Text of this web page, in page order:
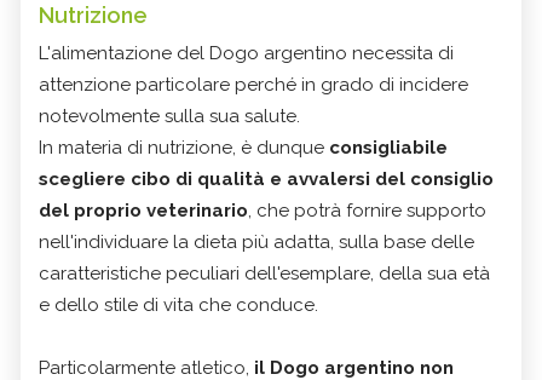
Nutrizione
L'alimentazione del Dogo argentino necessita di
attenzione particolare perché in grado di incidere
notevolmente sulla sua salute.
In materia di nutrizione, è dunque consigliabile
scegliere cibo di qualità e avvalersi del consiglio
del proprio veterinario , che potrà fornire supporto
nell'individuare la dieta più adatta, sulla base delle
caratteristiche peculiari dell'esemplare, della sua età
e dello stile di vita che conduce.
Particolarmente atletico, il Dogo argentino non